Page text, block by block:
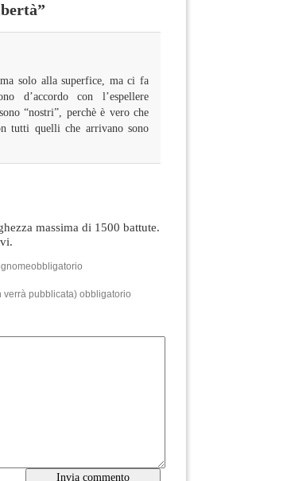
solo alla superfice, ma ci fa
d’accordo con l’espellere
“nostri”, perchè è vero che
tutti quelli che arrivano sono
massima di 1500 battute.
verrà pubblicata) obbligatorio